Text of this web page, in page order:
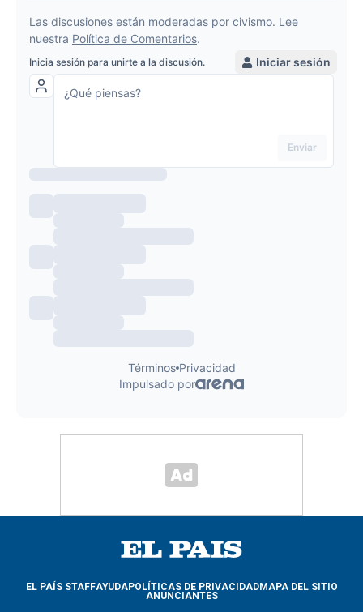
EL PAÍS STAFFAYUDAPOLÍTICAS DE PRIVACIDADMAPA DEL SITIO
ANUNCIANTES